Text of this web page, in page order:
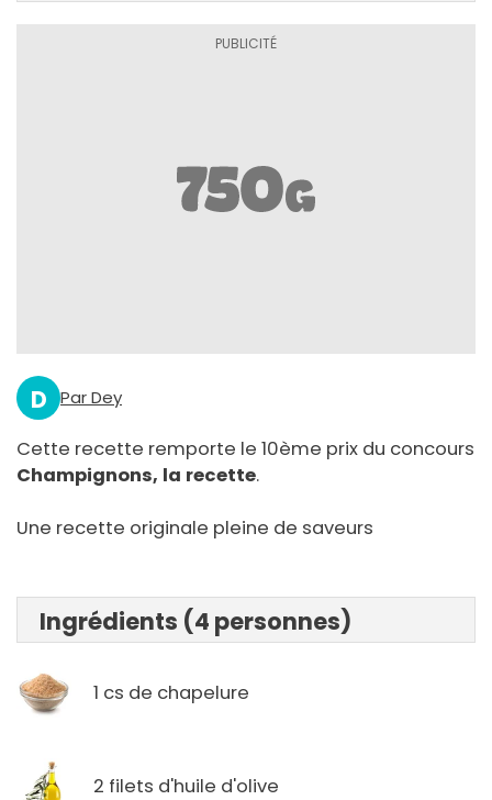
D Par Dey
Cette recette remporte le 10ème prix du concours
Champignons, la recette.
Une recette originale pleine de saveurs
Ingrédients (4 personnes)
1 cs de chapelure
2 filets d'huile d'olive